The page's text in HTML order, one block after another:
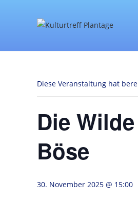
Diese Veranstaltung hat
Die
Böse
30. November 2025 @ 15:00